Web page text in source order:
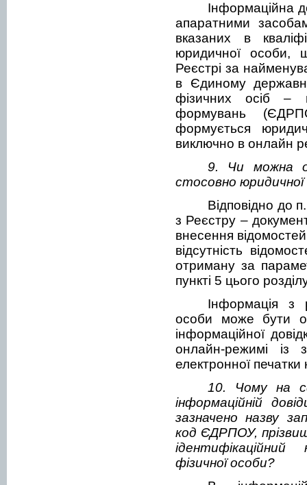
Інформаційна
апаратними
вказаних в
юридичної особи,
Реєстрі за
в Єдиному
фізичних осіб –
формувань
формується
виключно в онлайн
9. Чи можна
стосовно
Відповідно до
з Реєстру –
внесення
відсутність
отриману за
пункті 5 цього
Інформація з
особи може бути
інформаційної
онлайн-режимі із
електронної
10. Чому на
інформаційній
зазначено назву
код ЄДРПОУ,
фізичної особи?